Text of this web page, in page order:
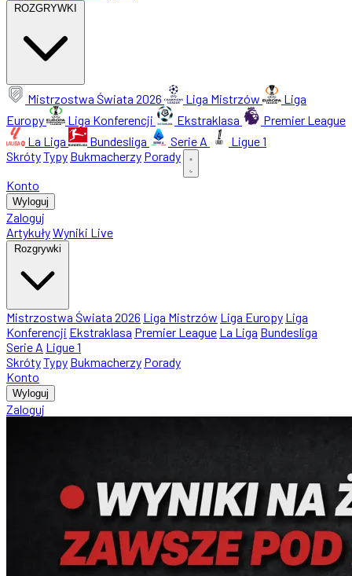
ROZGRYWKI
Mistrzostwa Świata 2026 Liga Mistrzów
Liga
Europy
Liga Konferencji Ekstraklasa
Premier League
La Liga
Bundesliga Serie A
Ligue 1
SkrótyTypy Bukmacherzy Porady
Konto
Wyloguj
Zaloguj
ArtykułyWyniki Live
Rozgrywki
Mistrzostwa Świata 2026 Liga Mistrzów Liga Europy Liga
Konferencji Ekstraklasa Premier League La Liga Bundesliga
Serie A Ligue 1
SkrótyTypy Bukmacherzy Porady
Konto
Wyloguj
Zaloguj